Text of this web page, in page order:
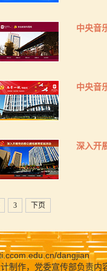
中央音
中央音
深入开
3 下页
dangjian
制作，党委宣传部负责内